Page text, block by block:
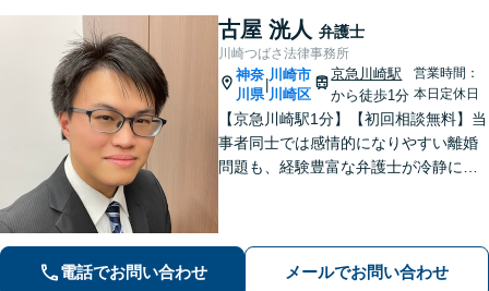
古屋 洸人 弁護士
川崎つばさ法律事務所
神奈
川県
|
川崎市
川崎区
京急川崎駅
から徒歩1分
営業時間：
本日定休日
【京急川崎駅1分】【初回相談無料】当
事者同士では感情的になりやすい離婚
問題も、経験豊富な弁護士が冷静に解
適な解決策を一緒に見出しましょう。
電話でお問い合わせ メールでお問い合わせ